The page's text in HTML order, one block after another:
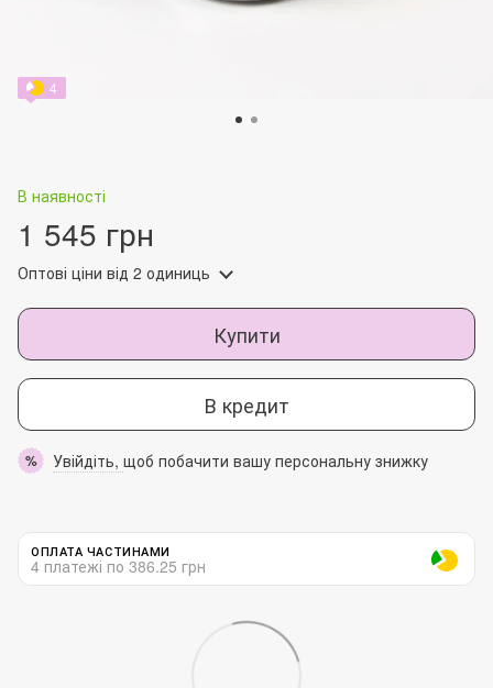
4
В наявності
1 545 грн
Оптові ціни від 2 одиниць
Купити
В кредит
% Увійдіть, щоб побачити вашу персональну знижку
ОПЛАТА ЧАСТИНАМИ
4 платежі по 386.25 грн